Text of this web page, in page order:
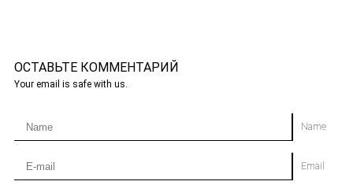
ОСТАВЬТЕ КОММЕНТАРИЙ
Your email is safe with us.
Name
Email